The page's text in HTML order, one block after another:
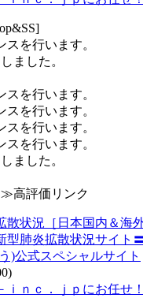
を行います。
ました。
を行います。
を行います。
を行います。
を行います。
ました。
高評価リンク
散状況［日本国内＆
型肺炎拡散状況サイト
)公式スペシャルサイト
ｉｎｃ．ｊｐにお任せ！